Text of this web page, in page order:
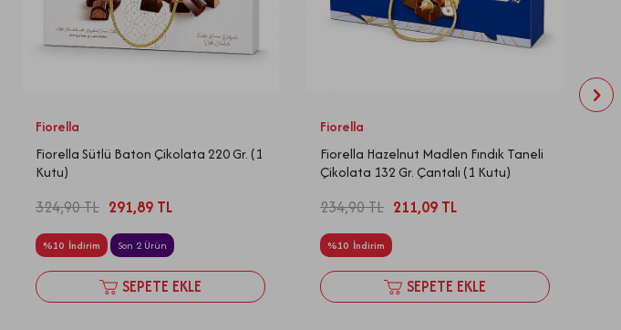
Fiorella
Fiorella Sütlü Baton Çikolata 220 Gr. (1
Kutu)
324,90TL 291,89 TL
%10 İndirim Son 2 Ürün
SEPETE EKLE
Fiorella
Fiorella Hazelnut Madlen Fındık Taneli
Çikolata 132 Gr. Çantalı (1 Kutu)
234,90TL 211,09 TL
%10 İndirim
SEPETE EKLE